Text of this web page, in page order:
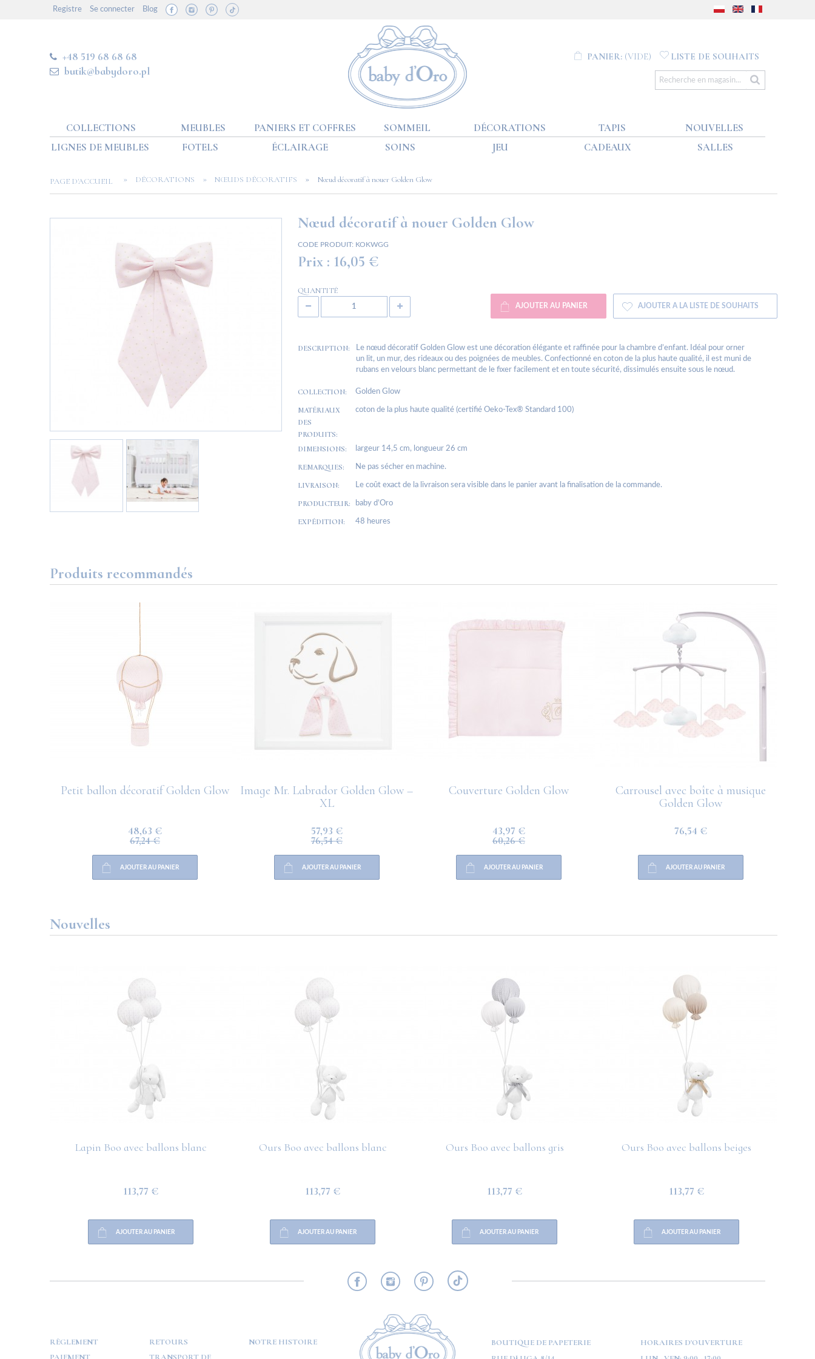
Registre Se connecter Blog
+48 519 68 68 68
butik@babydoro.pl
PANIER: (VIDE) LISTE DE SOUHAITS
COLLECTIONS MEUBLES PANIERS ET COFFRES SOMMEIL DÉCORATIONS TAPIS
NOUVELLES
LIGNES DE MEUBLES
FOTELS ÉCLAIRAGE SOINS JEU CADEAUX SALLES
PAGE D'ACCUEIL » DÉCORATIONS » NŒUDS DÉCORATIFS » Nœud décoratif à nouer Golden Glow
Nœud décoratif à nouer Golden Glow
CODE PRODUIT: KOKWGG
Prix : 16,05 €
QUANTITÉ
AJOUTER AU PANIER AJOUTER A LA LISTE DE SOUHAITS
DESCRIPTION:
Le nœud décoratif Golden Glow est une décoration élégante et raffinée pour la chambre d’enfant. Idéal pour orner
un lit, un mur, des rideaux ou des poignées de meubles. Confectionné en coton de la plus haute qualité, il est muni de
rubans en velours blanc permettant de le fixer facilement et en toute sécurité, dissimulés ensuite sous le nœud.
COLLECTION: Golden Glow
MATÉRIAUX
DES
PRODUITS:
coton de la plus haute qualité (certifié Oeko-Tex® Standard 100)
DIMENSIONS: largeur 14,5 cm, longueur 26 cm
REMARQUES: Ne pas sécher en machine.
LIVRAISON: Le coût exact de la livraison sera visible dans le panier avant la finalisation de la commande.
PRODUCTEUR: baby d’Oro
EXPÉDITION: 48 heures
Produits recommandés
Petit ballon décoratif Golden Glow
48,63 €
67,24 €
AJOUTER AU PANIER
Image Mr. Labrador Golden Glow –
XL
57,93 €
76,54 €
AJOUTER AU PANIER
Couverture Golden Glow
43,97 €
60,26 €
AJOUTER AU PANIER
Carrousel avec boîte à musique
Golden Glow
76,54 €
AJOUTER AU PANIER
Nouvelles
Lapin Boo avec ballons blanc
113,77 €
AJOUTER AU PANIER
Ours Boo avec ballons blanc
113,77 €
AJOUTER AU PANIER
Ours Boo avec ballons gris
113,77 €
AJOUTER AU PANIER
Ours Boo avec ballons beiges
113,77 €
AJOUTER AU PANIER
RÈGLEMENT
RETOURS
NOTRE HISTOIRE
BOUTIQUE DE PAPETERIE
HORAIRES D'OUVERTURE